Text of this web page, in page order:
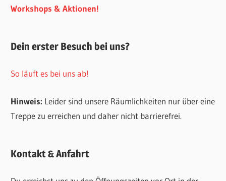
Workshops & Aktionen!
Dein erster Besuch bei uns?
So läuft es bei uns ab!
Hinweis: Leider sind unsere Räumlichkeiten nur über eine
Treppe zu erreichen und daher nicht barrierefrei.
Kontakt & Anfahrt